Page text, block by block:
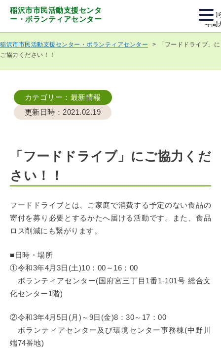
稲沢市市民活動支援センタ
ー・ボランティアセンター
お知
年間
稲沢市市民活動支援センター・ボランティアセンター
「フードドライブ」に
ご協力ください！！
カテゴリー ：最新情報
更新日時 ：2021.02.19
「フードドライブ」にご協力くだ
さい！！
フードドライブとは、ご家庭で消費する予定のない食品の
寄付を募り必要とするかたへ届ける活動です。また、食品
ロス削減にも繋がります。
■日時・場所
①令和3年4月3日(土)10：00～16：00
ボランティアセンター(国府宮三丁目1番1-101号 総合文
化センター1階)
②令和3年4月5日(月)～9日(金)8：30～17：00
ボランティアセンター及び環境センター事務棟(中野川
端74番地)